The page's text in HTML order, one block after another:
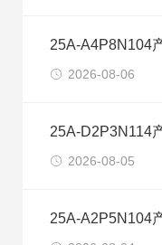
25A-A4P8N104
2026-08-06
25A-D2P3N114
2026-08-05
25A-A2P5N104